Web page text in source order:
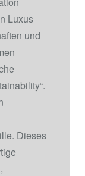
Luxus
und
Dieses